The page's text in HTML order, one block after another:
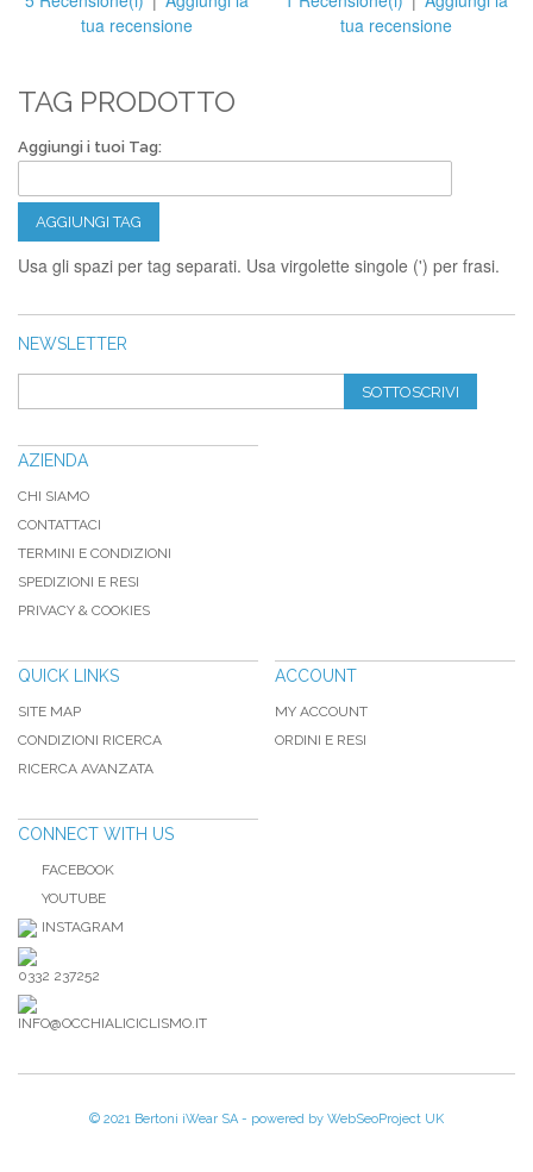
tua recensione
tua recensione
TAG PRODOTTO
Aggiungi i tuoi Tag:
AGGIUNGI TAG
Usa gli spazi per tag separati. Usa virgolette singole (') per frasi.
NEWSLETTER
SOTTOSCRIVI
AZIENDA
CHI SIAMO
CONTATTACI
TERMINI E CONDIZIONI
SPEDIZIONI E RESI
PRIVACY & COOKIES
QUICK LINKS
SITE MAP
CONDIZIONI RICERCA
RICERCA AVANZATA
ACCOUNT
MY ACCOUNT
ORDINI E RESI
CONNECT WITH US
FACEBOOK
YOUTUBE
INSTAGRAM
0332 237252
INFO@OCCHIALICICLISMO.IT
© 2021 Bertoni iWear SA - powered by WebSeoProject UK